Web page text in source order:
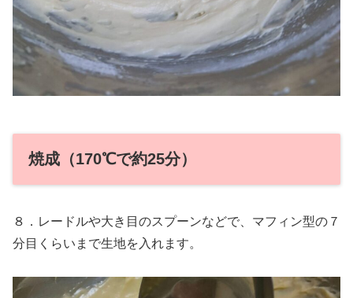
焼成（170℃で約25分）
８．レードルや大き目のスプーンなどで、マフィン型の７
分目くらいまで生地を入れます。